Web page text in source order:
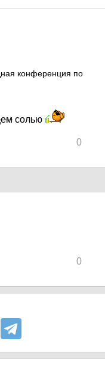
конференция по
солью
0
0